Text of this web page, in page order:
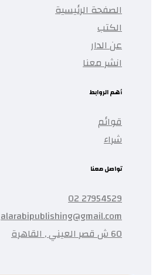
الصفحة الرئيسية
الكتب
عن الدار
انشر معنا
أهم الروابط
قوائم
شراء
تواصل معنا
27954529 02
alarabipublishing@gmail.com
60 ش قصر العيني , القاهرة